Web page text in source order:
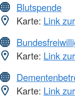
Blutspende
Karte: Link
Karte: Link
Karte: Link